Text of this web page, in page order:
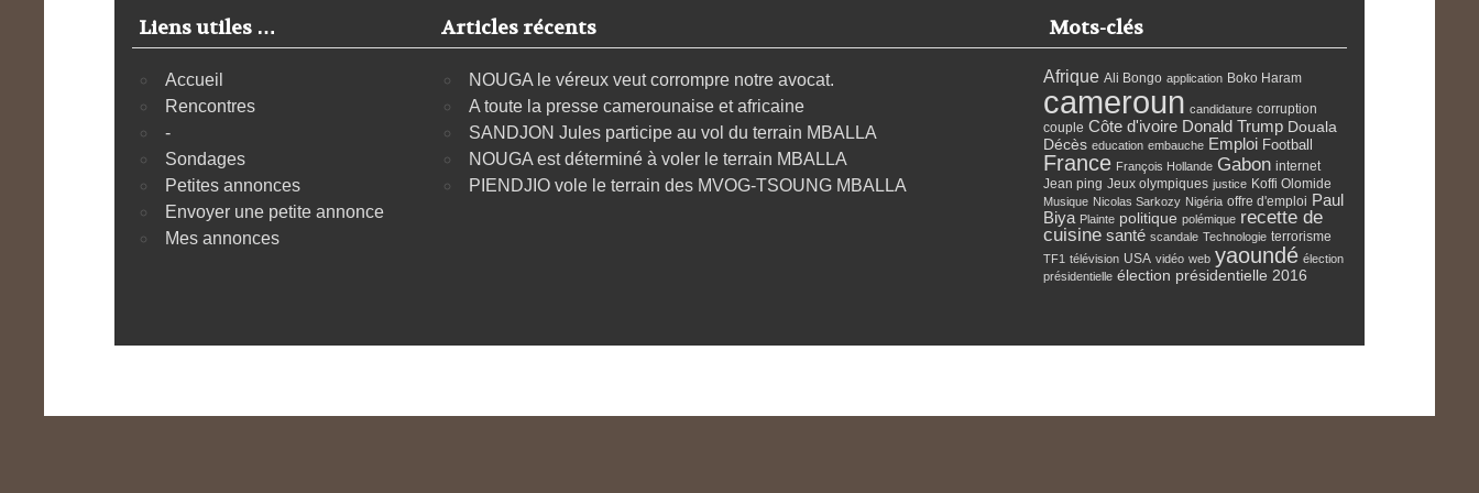
Liens utiles …
Accueil
Rencontres
-
Sondages
Petites annonces
Envoyer une petite annonce
Mes annonces
Articles récents
NOUGA le véreux veut corrompre notre avocat.
A toute la presse camerounaise et africaine
SANDJON Jules participe au vol du terrain MBALLA
NOUGA est déterminé à voler le terrain MBALLA
PIENDJIO vole le terrain des MVOG-TSOUNG MBALLA
Mots-clés
Afrique Ali Bongo application Boko Haram
cameroun candidature corruption
couple Côte d'ivoire Donald Trump Douala
Décès education embauche Emploi Football
France François Hollande Gabon internet
Jean ping Jeux olympiques justice Koffi Olomide
Musique Nicolas Sarkozy Nigéria offre d'emploi Paul
Biya Plainte politique polémique recette de
cuisine santé scandale Technologie terrorisme
TF1 télévision USA vidéo web yaoundé élection
présidentielle élection présidentielle 2016